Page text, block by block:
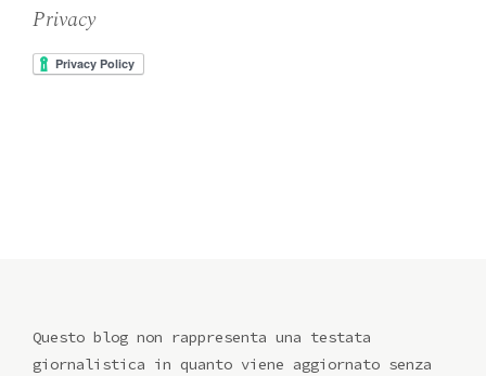
Privacy
Questo blog non rappresenta una testata
giornalistica in quanto viene aggiornato senza